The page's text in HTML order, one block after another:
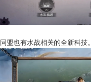
同盟也有水战相关的全新科技。